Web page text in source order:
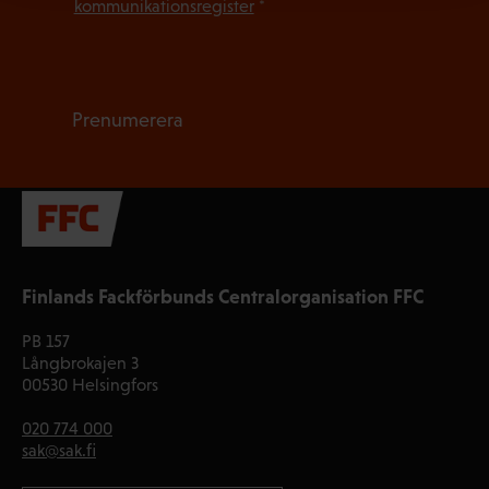
Finlands Fackförbunds Centralorganisation FFC
PB 157
Långbrokajen 3
00530 Helsingfors
020 774 000
sak@sak.fi
kommunikationsregister*
Prenumerera